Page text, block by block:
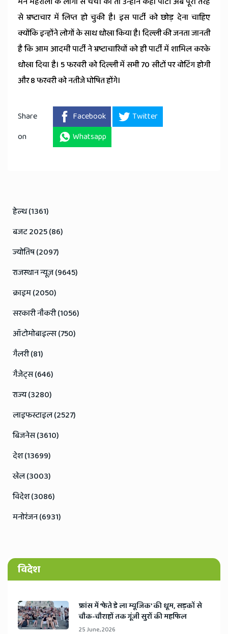
से भ्रष्टाचार में लिप्त हो चुकी है। इस पार्टी को छोड़ देना चाहिए
क्योंकि इन्होंने लोगों के साथ धोखा किया है। दिल्ली की जनता जानती
है कि आम आदमी पार्टी ने भ्रष्टाचारियों को ही पार्टी में शामिल करके
धोखा दिया है। 5 फरवरी को दिल्ली में सभी 70 सीटों पर वोटिंग होगी
और 8 फरवरी को नतीजे घोषित होंगे।
Share
on
Facebook
Twitter
Whatsapp
हेल्थ (1361)
बजट 2025 (86)
ज्योतिष (2097)
राजस्थान न्यूज़ (9645)
क्राइम (2050)
सरकारी नौकरी (1056)
ऑटोमोबाइल्स (750)
गैलरी (81)
गैजेट्स (646)
राज्य (3280)
लाइफस्टाइल (2527)
बिजनेस (3610)
देश (13699)
खेल (3003)
विदेश (3086)
मनोरंजन (6931)
विदेश
​फ्रांस में ‘फेते डे ला म्यूजिक’ की धूम, सड़कों से
चौक-चौराहों तक गूंजी सुरों की महफिल
25 June, 2026